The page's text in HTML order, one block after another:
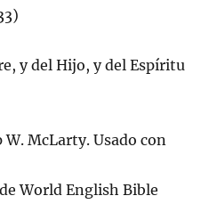
y del Hijo, y del Espíritu
McLarty. Usado con
World English Bible